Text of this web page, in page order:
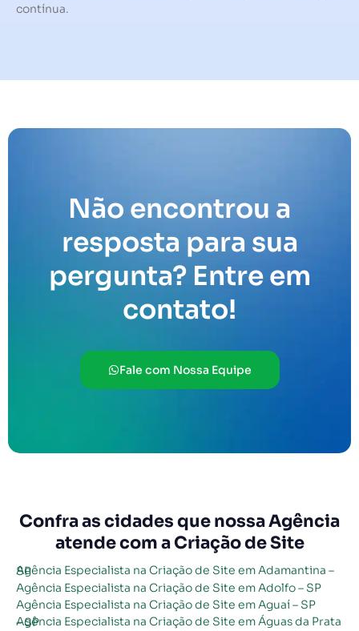
contínua.
Não encontrou a
resposta para sua
pergunta? Entre em
contato!
Fale com Nossa Equipe
Confra as cidades que nossa Agência
atende com a Criação de Site
Agência Especialista na Criação de Site em Adamantina – SP
Agência Especialista na Criação de Site em Adolfo – SP
Agência Especialista na Criação de Site em Aguaí – SP
Agência Especialista na Criação de Site em Águas da Prata – SP